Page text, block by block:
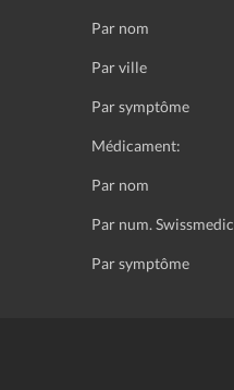
Par nom
Par ville
Par symptôme
Médicament:
Par nom
Par num. Swissmedic
Par symptôme